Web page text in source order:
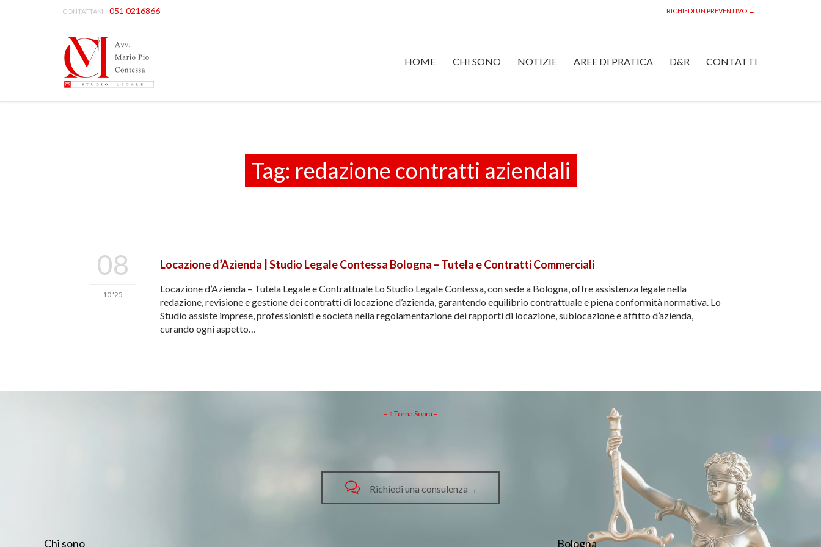
CONTATTAMI: 051 0216866 RICHIEDI UN PREVENTIVO →
HOME CHI SONO NOTIZIE AREE DI PRATICA D&R CONTATTI
Tag: redazione contratti aziendali
08
10 '25
Locazione d’Azienda | Studio Legale Contessa Bologna – Tutela e Contratti Commerciali
Locazione d’Azienda – Tutela Legale e Contrattuale Lo Studio Legale Contessa, con sede a Bologna, offre assistenza legale nella
redazione, revisione e gestione dei contratti di locazione d’azienda, garantendo equilibrio contrattuale e piena conformità normativa. Lo
Studio assiste imprese, professionisti e società nella regolamentazione dei rapporti di locazione, sublocazione e affitto d’azienda,
curando ogni aspetto…
– ↑ Torna Sopra –
 Richiedi una consulenza→
Chi sono Bologna